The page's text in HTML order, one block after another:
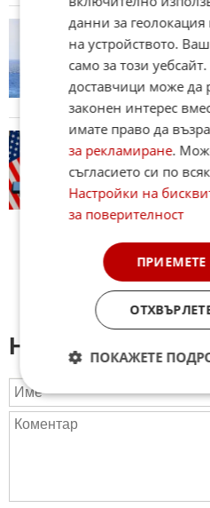
За
в Европа
Путин,
Напиши
данни за геолокация
на устройството.
само за този
доставчици може да
законен интерес
имате право да
за рекламиране.
съгласието си по
Настройки на
за поверителност
ПОКАЖЕТЕ